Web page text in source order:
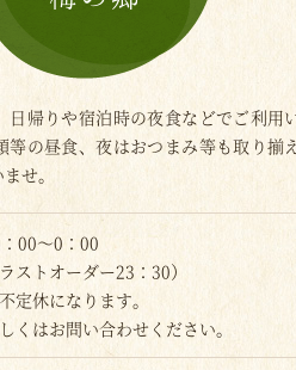
日帰りや宿泊時の夜食などでご利用
等の昼食、夜はおつまみ等も取り揃
せ。
00～0：00
ラストオーダー23：30）
定休になります。
くはお問い合わせください。